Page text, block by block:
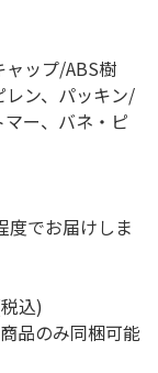
ップ/ABS樹
ン、パッキン/
ー、バネ・ピ
でお届けしま
込)
品のみ同梱可能